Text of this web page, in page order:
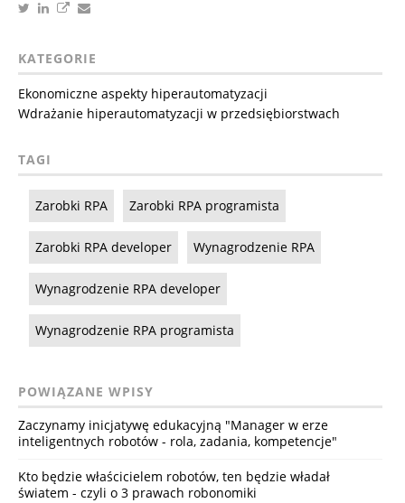
KATEGORIE
Ekonomiczne aspekty hiperautomatyzacji
Wdrażanie hiperautomatyzacji w przedsiębiorstwach
TAGI
Zarobki RPA Zarobki RPA programista
Zarobki RPA developer Wynagrodzenie RPA
Wynagrodzenie RPA developer
Wynagrodzenie RPA programista
POWIĄZANE WPISY
Zaczynamy inicjatywę edukacyjną "Manager w erze
inteligentnych robotów - rola, zadania, kompetencje"
Kto będzie właścicielem robotów, ten będzie władał
światem - czyli o 3 prawach robonomiki